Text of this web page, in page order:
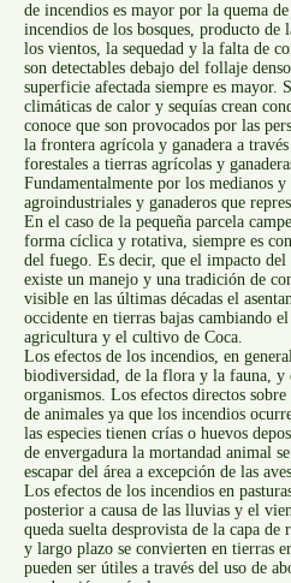
de incendios es mayor por la quema
incendios de los bosques, producto de
los vientos, la sequedad y la falta de
son detectables debajo del follaje
superficie afectada siempre es mayor.
climáticas de calor y sequías crean
conoce que son provocados por las
la frontera agrícola y ganadera a
forestales a tierras agrícolas y
Fundamentalmente por los medianos y
agroindustriales y ganaderos que
En el caso de la pequeña parcela
forma cíclica y rotativa, siempre es
del fuego. Es decir, que el impacto del
existe un manejo y una tradición de
visible en las últimas décadas el
occidente en tierras bajas cambiando
agricultura y el cultivo de Coca.
Los efectos de los incendios, en
biodiversidad, de la flora y la fauna, y
organismos. Los efectos directos
de animales ya que los incendios
las especies tienen crías o huevos
de envergadura la mortandad animal
escapar del área a excepción de las
Los efectos de los incendios en
posterior a causa de las lluvias y el
queda suelta desprovista de la capa
y largo plazo se convierten en tierras
pueden ser útiles a través del uso de